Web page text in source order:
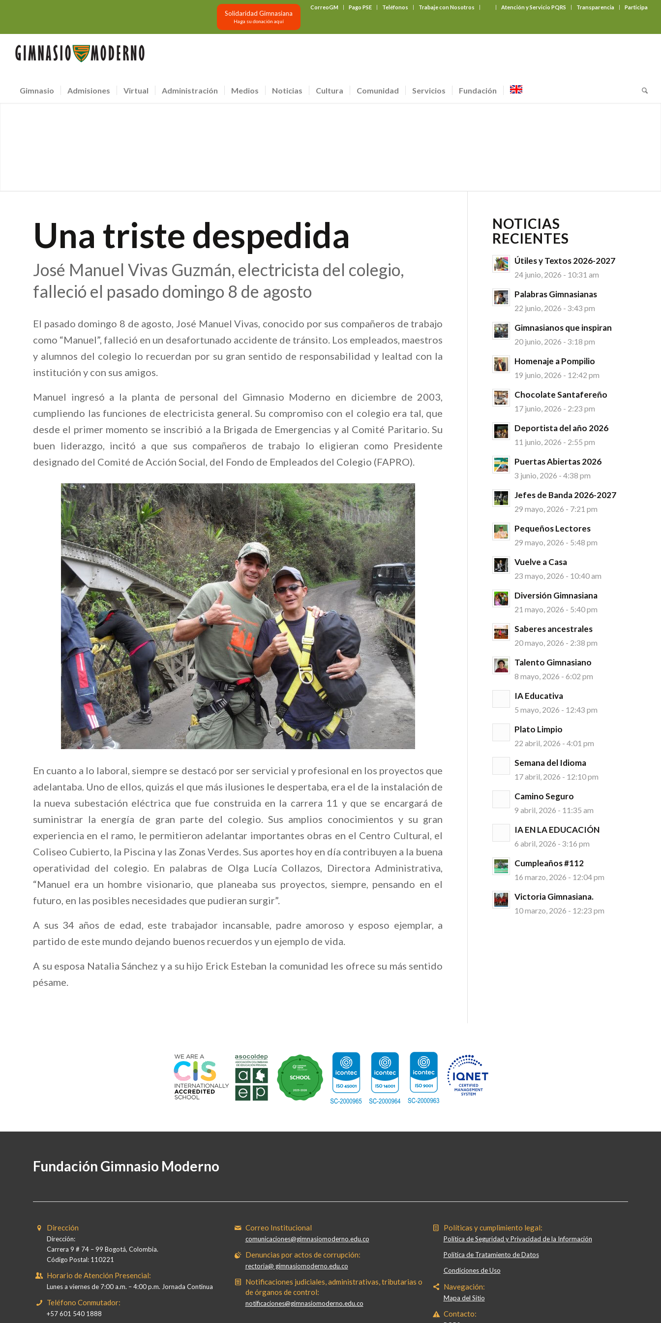
CorreoGM Pago PSE Teléfonos Trabaje con Nosotros Atención y Servicio PQRS Transparencia Participa
Solidaridad Gimnasiana
Haga su donación aquí
Gimnasio Admisiones Virtual Administración Medios Noticias Cultura Comunidad Servicios Fundación
Una triste despedida
José Manuel Vivas Guzmán, electricista del colegio,
falleció el pasado domingo 8 de agosto
El pasado domingo 8 de agosto, José Manuel Vivas, conocido por sus compañeros de trabajo
como “Manuel”, falleció en un desafortunado accidente de tránsito. Los empleados, maestros
y alumnos del colegio lo recuerdan por su gran sentido de responsabilidad y lealtad con la
institución y con sus amigos.
Manuel ingresó a la planta de personal del Gimnasio Moderno en diciembre de 2003,
cumpliendo las funciones de electricista general. Su compromiso con el colegio era tal, que
desde el primer momento se inscribió a la Brigada de Emergencias y al Comité Paritario. Su
buen liderazgo, incitó a que sus compañeros de trabajo lo eligieran como Presidente
designado del Comité de Acción Social, del Fondo de Empleados del Colegio (FAPRO).
En cuanto a lo laboral, siempre se destacó por ser servicial y profesional en los proyectos que
adelantaba. Uno de ellos, quizás el que más ilusiones le despertaba, era el de la instalación de
la nueva subestación eléctrica que fue construida en la carrera 11 y que se encargará de
suministrar la energía de gran parte del colegio. Sus amplios conocimientos y su gran
experiencia en el ramo, le permitieron adelantar importantes obras en el Centro Cultural, el
Coliseo Cubierto, la Piscina y las Zonas Verdes. Sus aportes hoy en día contribuyen a la buena
operatividad del colegio. En palabras de Olga Lucía Collazos, Directora Administrativa,
“Manuel era un hombre visionario, que planeaba sus proyectos, siempre, pensando en el
futuro, en las posibles necesidades que pudieran surgir”.
A sus 34 años de edad, este trabajador incansable, padre amoroso y esposo ejemplar, a
partido de este mundo dejando buenos recuerdos y un ejemplo de vida.
A su esposa Natalia Sánchez y a su hijo Erick Esteban la comunidad les ofrece su más sentido
pésame.
NOTICIAS
RECIENTES
Útiles y Textos 2026-2027
24 junio, 2026 - 10:31 am
Palabras Gimnasianas
22 junio, 2026 - 3:43 pm
Gimnasianos que inspiran
20 junio, 2026 - 3:18 pm
Homenaje a Pompilio
19 junio, 2026 - 12:42 pm
Chocolate Santafereño
17 junio, 2026 - 2:23 pm
Deportista del año 2026
11 junio, 2026 - 2:55 pm
Puertas Abiertas 2026
3 junio, 2026 - 4:38 pm
Jefes de Banda 2026-2027
29 mayo, 2026 - 7:21 pm
Pequeños Lectores
29 mayo, 2026 - 5:48 pm
Vuelve a Casa
23 mayo, 2026 - 10:40 am
Diversión Gimnasiana
21 mayo, 2026 - 5:40 pm
Saberes ancestrales
20 mayo, 2026 - 2:38 pm
Talento Gimnasiano
8 mayo, 2026 - 6:02 pm
IA Educativa
5 mayo, 2026 - 12:43 pm
Plato Limpio
22 abril, 2026 - 4:01 pm
Semana del Idioma
17 abril, 2026 - 12:10 pm
Camino Seguro
9 abril, 2026 - 11:35 am
IA EN LA EDUCACIÓN
6 abril, 2026 - 3:16 pm
Cumpleaños #112
16 marzo, 2026 - 12:04 pm
Victoria Gimnasiana.
10 marzo, 2026 - 12:23 pm
Fundación Gimnasio Moderno
Dirección
Dirección:
Carrera 9 # 74 – 99 Bogotá, Colombia.
Código Postal: 110221
Horario de Atención Presencial:
Lunes a viernes de 7:00 a.m. – 4:00 p.m. Jornada Continua
Teléfono Conmutador:
+57 601 540 1888
Correo Institucional
comunicaciones@gimnasiomoderno.edu.co
Denuncias por actos de corrupción:
rectoria@ gimnasiomoderno.edu.co
Notificaciones judiciales, administrativas, tributarias o
de órganos de control:
notificaciones@gimnasiomoderno.edu.co
Políticas y cumplimiento legal:
Política de Seguridad y Privacidad de la Información
Política de Tratamiento de Datos
Condiciones de Uso
Navegación:
Mapa del Sitio
Contacto: